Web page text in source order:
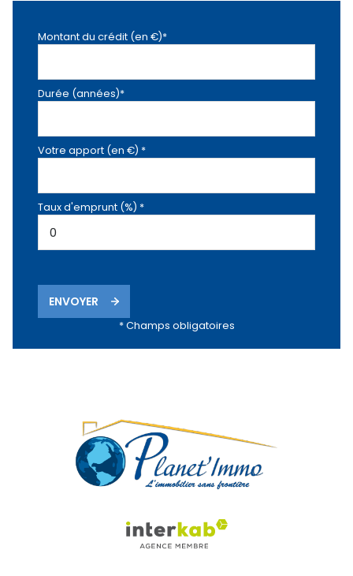
Montant du crédit (en €)*
Durée (années)*
Votre apport (en €) *
Taux d'emprunt (%) *
ENVOYER
* Champs obligatoires